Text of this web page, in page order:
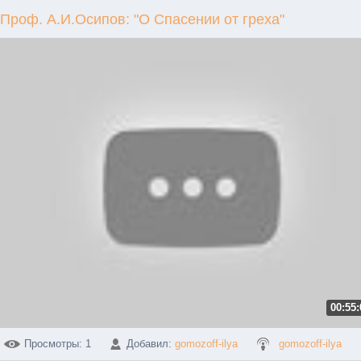
Проф. А.И.Осипов: "О Спасении от греха"
Просмотры: 1 Добавил: gomozoff-ilya gomozoff-ilya